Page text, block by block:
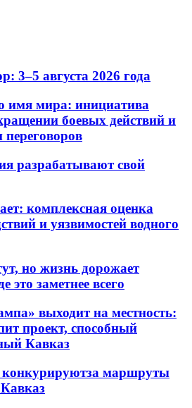
3–5 августа 2026 года
имя мира: инициатива
боевых действий и
переговоров
разрабатывают свой
комплексная оценка
и уязвимостей водного
но жизнь дорожает
это заметнее всего
выходит на местность:
проект, способный
Кавказ
маршруты